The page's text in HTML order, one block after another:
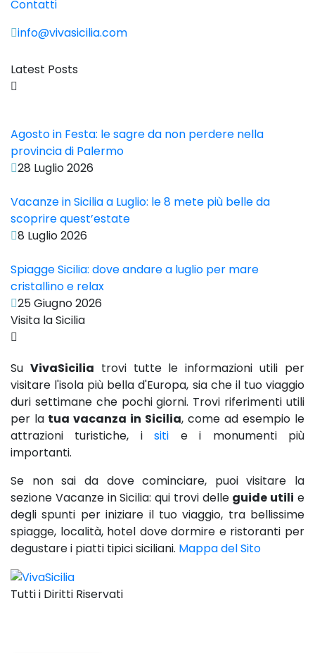
Contatti
info@vivasicilia.com
Latest Posts
Agosto in Festa: le sagre da non perdere nella
provincia di Palermo
28 Luglio 2026
Vacanze in Sicilia a Luglio: le 8 mete più belle da
scoprire quest’estate
8 Luglio 2026
Spiagge Sicilia: dove andare a luglio per mare
cristallino e relax
25 Giugno 2026
Visita la Sicilia
Su VivaSicilia trovi tutte le informazioni utili per
visitare l'isola più bella d'Europa, sia che il tuo viaggio
duri settimane che pochi giorni. Trovi riferimenti utili
per la tua vacanza in Sicilia, come ad esempio le
attrazioni turistiche, isiti e i monumenti più
importanti.
Se non sai da dove cominciare, puoi visitare la
sezione Vacanze in Sicilia: qui trovi delle guide utili e
degli spunti per iniziare il tuo viaggio, tra bellissime
spiagge, località, hotel dove dormire e ristoranti per
degustare i piatti tipici siciliani. Mappa del Sito
Tutti i Diritti Riservati